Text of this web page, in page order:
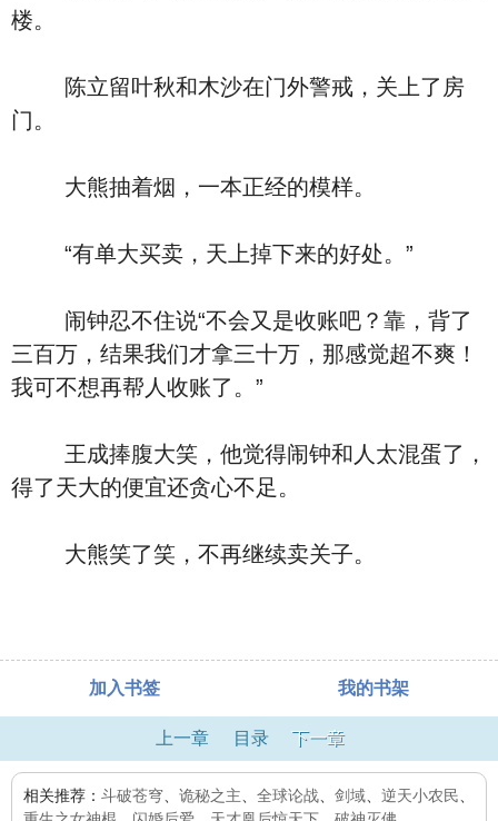
楼。
陈立留叶秋和木沙在门外警戒，关上了房
门。
大熊抽着烟，一本正经的模样。
“有单大买卖，天上掉下来的好处。”
闹钟忍不住说“不会又是收账吧？靠，背了
三百万，结果我们才拿三十万，那感觉超不爽！
我可不想再帮人收账了。”
王成捧腹大笑，他觉得闹钟和人太混蛋了，
得了天大的便宜还贪心不足。
大熊笑了笑，不再继续卖关子。
加入书签 我的书架
上一章 目录 下一章
相关推荐： 斗破苍穹 诡秘之主 全球论战 剑域 逆天小农民